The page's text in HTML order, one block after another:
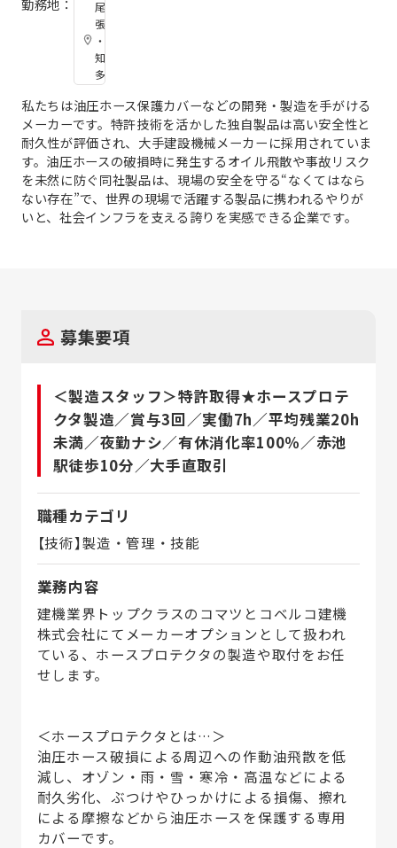
勤務地：
尾
張
・
知
多
私たちは油圧ホース保護カバーなどの開発・製造を手がける
メーカーです。特許技術を活かした独自製品は高い安全性と
耐久性が評価され、大手建設機械メーカーに採用されていま
す。油圧ホースの破損時に発生するオイル飛散や事故リスク
を未然に防ぐ同社製品は、現場の安全を守る“なくてはなら
ない存在”で、世界の現場で活躍する製品に携われるやりが
いと、社会インフラを支える誇りを実感できる企業です。
募集要項
＜製造スタッフ＞特許取得★ホースプロテ
クタ製造／賞与3回／実働7h／平均残業20h
未満／夜勤ナシ／有休消化率100％／赤池
駅徒歩10分／大手直取引
職種カテゴリ
【技術】製造・管理・技能
業務内容
建機業界トップクラスのコマツとコベルコ建機
株式会社にてメーカーオプションとして扱われ
ている、ホースプロテクタの製造や取付をお任
せします。
＜ホースプロテクタとは…＞
油圧ホース破損による周辺への作動油飛散を低
減し、オゾン・雨・雪・寒冷・高温などによる
耐久劣化、ぶつけやひっかけによる損傷、擦れ
による摩擦などから油圧ホースを保護する専用
カバーです。